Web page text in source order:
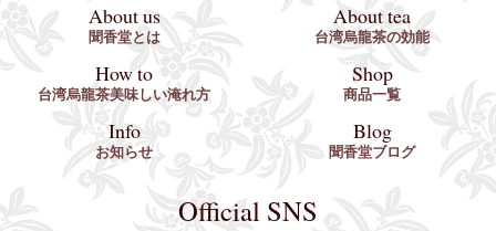
About us
聞香堂とは
About tea
台湾烏龍茶の効能
How to
台湾烏龍茶美味しい淹れ方
Shop
商品一覧
Info
お知らせ
Blog
聞香堂ブログ
Official SNS